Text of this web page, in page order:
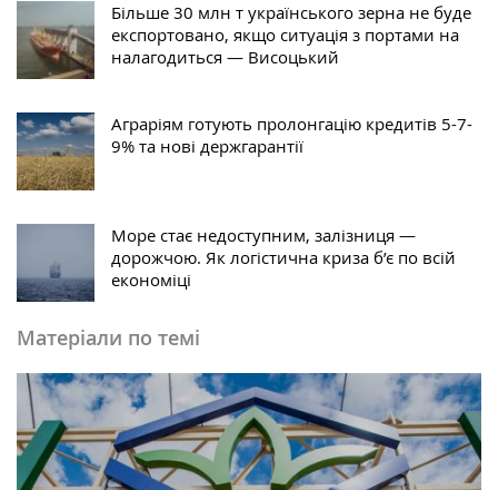
Більше 30 млн т українського зерна не буде
експортовано, якщо ситуація з портами на
налагодиться — Висоцький
Аграріям готують пролонгацію кредитів 5-7-
9% та нові держгарантії
Море стає недоступним, залізниця —
дорожчою. Як логістична криза б’є по всій
економіці
Матеріали по темі